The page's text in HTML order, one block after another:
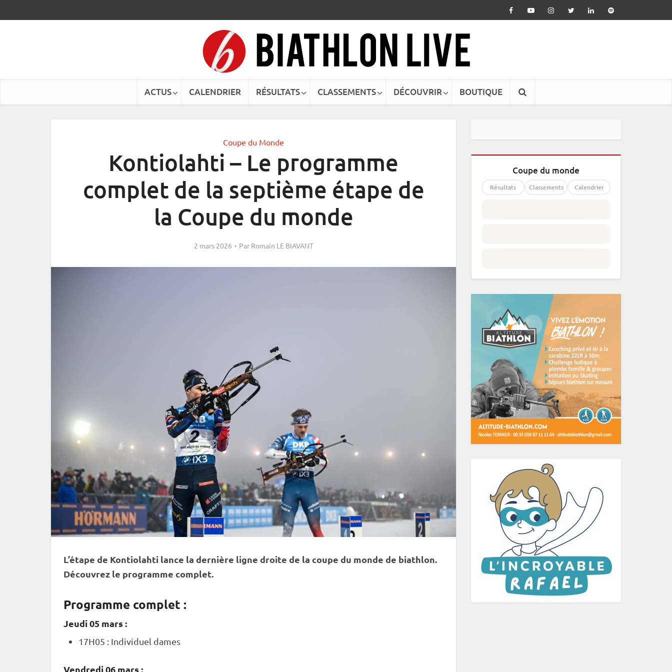
ACTUS CALENDRIER RÉSULTATS CLASSEMENTS DÉCOUVRIR BOUTIQUE
Coupe du Monde
Kontiolahti – Le programme
complet de la septième étape de
la Coupe du monde
2 mars 2026 Par Romain LE BIAVANT
L’étape de Kontiolahti lance la dernière ligne droite de la coupe du monde de biathlon.
Découvrez le programme complet.
Programme complet :
Jeudi 05 mars :
17H05 : Individuel dames
Vendredi 06 mars :
Coupe du monde
Résultats Classements Calendrier